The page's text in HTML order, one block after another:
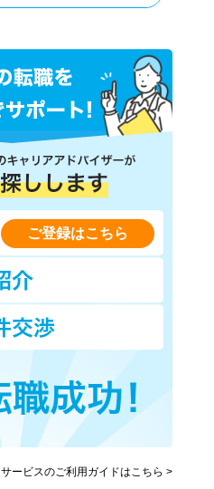
ご登録はこちら
サービスのご利用ガイドはこちら >